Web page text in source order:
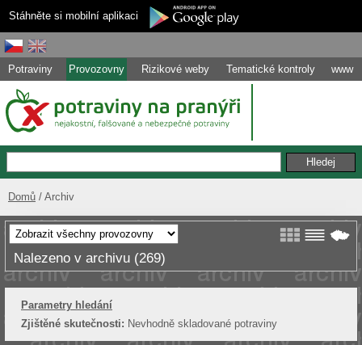
Stáhněte si mobilní aplikaci
Potraviny Provozovny Rizikové weby Tematické kontroly www
Domů Archiv
Nalezeno v archivu (269)
Parametry hledání
Zjištěné skutečnosti: Nevhodně skladované potraviny